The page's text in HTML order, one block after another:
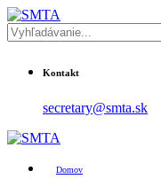
Kontakt
secretary@smta.sk
Domov